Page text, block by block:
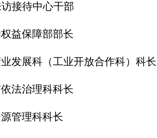
接待中心干部
益保障部部长
发展科（工业开放合作科）科长
法治理科科长
管理科科长